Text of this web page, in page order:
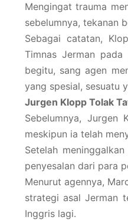
Mengingat trauma
sebelumnya, tekanan
Sebagai catatan,
Timnas Jerman
begitu, sang agen
yang spesial, sesuatu
Jurgen Klopp Tolak
Sebelumnya, Jurgen
meskipun ia telah
Setelah
penyesalan dari para
Menurut agennya,
strategi asal Jerman
Inggris lagi.